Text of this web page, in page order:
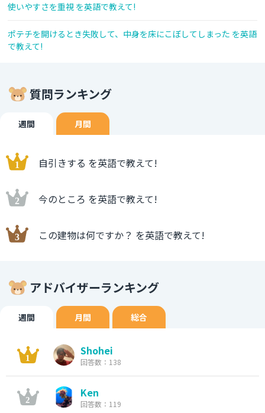
使いやすさを重視 を英語で教えて!
ポテチを開けるとき失敗して、中身を床にこぼしてしまった を英語
で教えて!
質問ランキング
週間 月間
自引きする を英語で教えて!
今のところ を英語で教えて!
この建物は何ですか？ を英語で教えて!
アドバイザーランキング
週間 月間 総合
Shohei
回答数：138
Ken
回答数：119